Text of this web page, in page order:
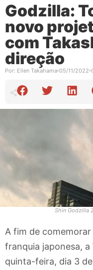
Godzilla:
novo
com
direção
Por: Ellen Takahama 05/11/2022
Shin Godzilla
A fim de
franquia japonesa, a
quinta-feira, dia 3